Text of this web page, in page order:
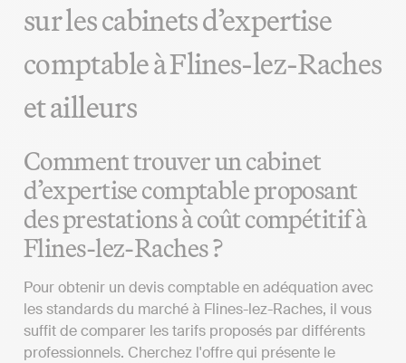
sur les cabinets d’expertise
comptable à Flines-lez-Raches
et ailleurs
Comment trouver un cabinet
d’expertise comptable proposant
des prestations à coût compétitif à
Flines-lez-Raches ?
Pour obtenir un devis comptable en adéquation avec
les standards du marché à Flines-lez-Raches, il vous
suffit de comparer les tarifs proposés par différents
professionnels. Cherchez l'offre qui présente le